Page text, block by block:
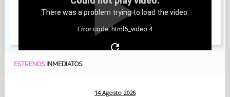
There was a problem trying to load the video.
Error code: html5_video:4
ESTRENOS INMEDIATOS
14 Agosto 2026